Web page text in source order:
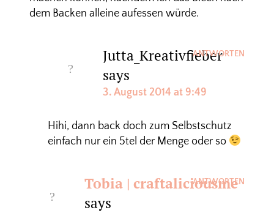
dem Backen alleine aufessen würde.
Jutta_Kreativfieber
says
3. August 2014 at 9:49
Hihi, dann back doch zum Selbstschutz
einfach nur ein 5tel der Menge oder so
ANTWORTEN
Tobia | craftaliciousme
says
ANTWORTEN